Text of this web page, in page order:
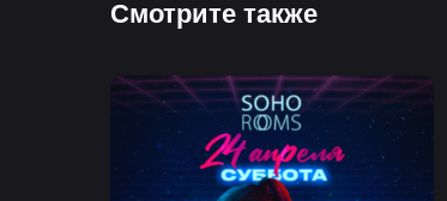
Смотрите также